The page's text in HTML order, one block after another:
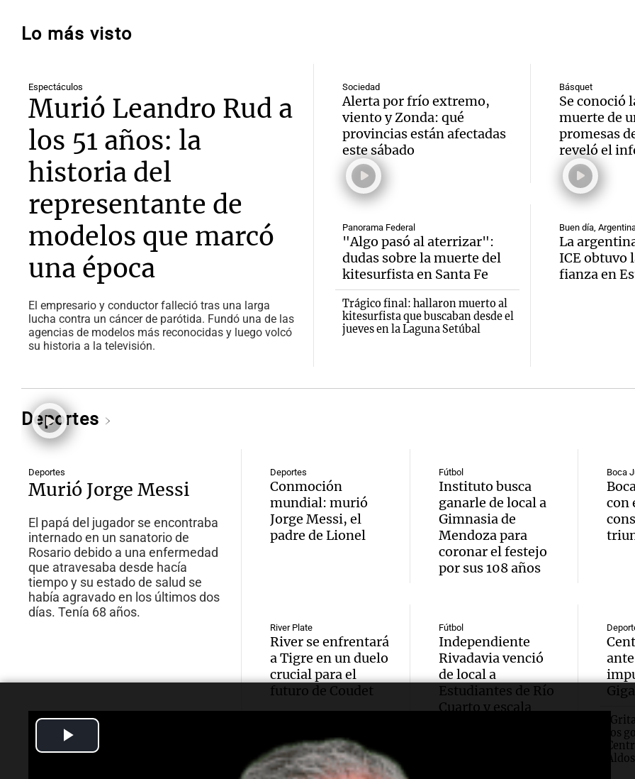
día ?
Una
Episodios
Panorama
Episodios
Una
Episodios
Audio.
a los
lucha
tiempo:
Audio.
que la
Episodios
en un
Una
Episodios
Audio.
aérea
Panorama
Episodios
Audio.
el
Una
Episodios
asalto
en
Panorama
Audio.
San
Audio.
Lo más visto
Espectáculos
Murió Leandro Rud a
los 51 años: la
historia del
representante de
modelos que marcó
una época
El empresario y conductor falleció tras una larga
lucha contra un cáncer de parótida. Fundó una de las
agencias de modelos más reconocidas y luego volcó
su historia a la televisión.
Sociedad
Alerta por frío extremo,
viento y Zonda: qué
provincias están afectadas
este sábado
Básquet
Se conoció
muerte de
promesas
reveló el
Panorama Federal
"Algo pasó al aterrizar":
dudas sobre la muerte del
kitesurfista en Santa Fe
Trágico final: hallaron muerto al
kitesurfista que buscaban desde el
jueves en la Laguna Setúbal
Buen día,
La
ICE obtuvo
fianza en
Deportes
Deportes
Murió Jorge Messi
El papá del jugador se encontraba
internado en un sanatorio de
Rosario debido a una enfermedad
que atravesaba desde hacía
tiempo y su estado de salud se
había agravado en los últimos dos
días. Tenía 68 años.
Deportes
Conmoción
mundial: murió
Jorge Messi, el
padre de Lionel
Fútbol
Instituto busca
ganarle de local a
Gimnasia de
Mendoza para
coronar el festejo
por sus 108 años
Boca
con
River Plate
River se enfrentará
a Tigre en un duelo
crucial para el
futuro de Coudet
Fútbol
Independiente
Rivadavia venció
de local a
Estudiantes de Río
Cuarto y escala
los